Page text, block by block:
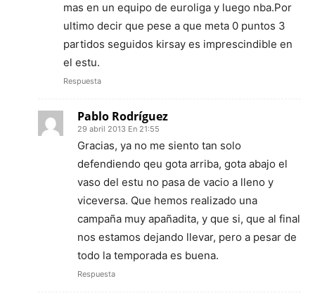
mas en un equipo de euroliga y luego nba.Por
ultimo decir que pese a que meta 0 puntos 3
partidos seguidos kirsay es imprescindible en
el estu.
Respuesta
Pablo Rodríguez
29 abril 2013 En 21:55
Gracias, ya no me siento tan solo
defendiendo qeu gota arriba, gota abajo el
vaso del estu no pasa de vacio a lleno y
viceversa. Que hemos realizado una
campaña muy apañadita, y que si, que al final
nos estamos dejando llevar, pero a pesar de
todo la temporada es buena.
Respuesta